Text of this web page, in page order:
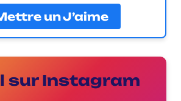
un J’aime
sur Instagram